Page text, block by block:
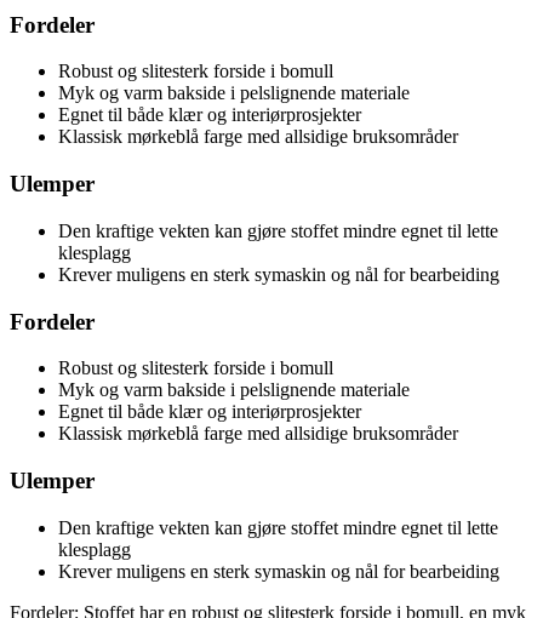
Fordeler
Robust og slitesterk forside i bomull
Myk og varm bakside i pelslignende materiale
Egnet til både klær og interiørprosjekter
Klassisk mørkeblå farge med allsidige bruksområder
Ulemper
Den kraftige vekten kan gjøre stoffet mindre egnet til lette
klesplagg
Krever muligens en sterk symaskin og nål for bearbeiding
Fordeler
Robust og slitesterk forside i bomull
Myk og varm bakside i pelslignende materiale
Egnet til både klær og interiørprosjekter
Klassisk mørkeblå farge med allsidige bruksområder
Ulemper
Den kraftige vekten kan gjøre stoffet mindre egnet til lette
klesplagg
Krever muligens en sterk symaskin og nål for bearbeiding
Fordeler: Stoffet har en robust og slitesterk forside i bomull, en myk